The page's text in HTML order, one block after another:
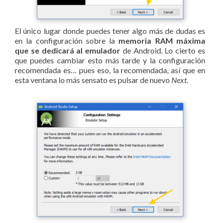
El único lugar donde puedes tener algo más de dudas es
en la configuración sobre la memoria RAM máxima
que se dedicará al emulador de Android. Lo cierto es
que puedes cambiar esto más tarde y la configuración
recomendada es… pues eso, la recomendada, así que en
esta ventana lo más sensato es pulsar de nuevo Next.